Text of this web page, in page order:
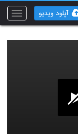
Toggle
آپلود ویدیو